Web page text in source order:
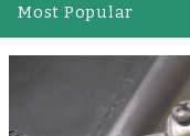
Most Popular